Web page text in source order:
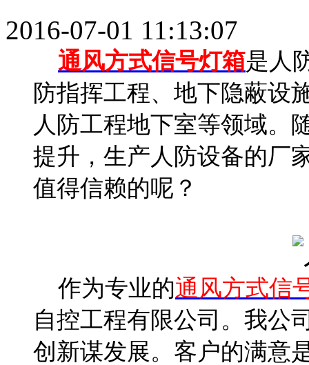
2016-07-01 11:13:07
通风方式信号灯箱是人
防指挥工程、地下隐蔽设
人防工程地下室等领域。
提升，生产人防设备的厂
值得信赖的呢？
作为专业的通风方式信
自控工程有限公司。我公
创新谋发展。客户的满意